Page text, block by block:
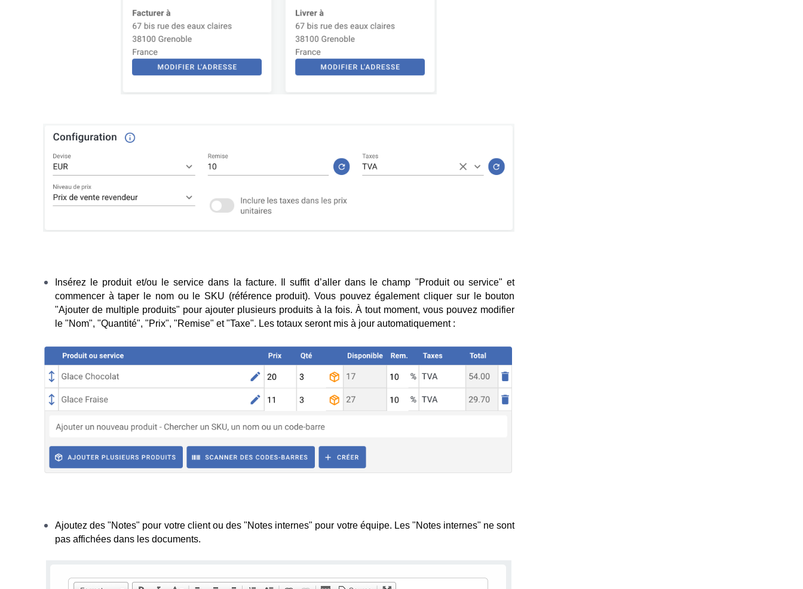
Insérez le produit et/ou le service dans la facture. Il suffit d’aller dans le champ "Produit ou service" et
commencer à taper le nom ou le SKU (référence produit). Vous pouvez également cliquer sur le bouton
"Ajouter de multiple produits" pour ajouter plusieurs produits à la fois. À tout moment, vous pouvez modifier
le "Nom", "Quantité", "Prix", "Remise" et "Taxe". Les totaux seront mis à jour automatiquement :
Ajoutez des "Notes" pour votre client ou des "Notes internes" pour votre équipe. Les "Notes internes" ne sont
pas affichées dans les documents.